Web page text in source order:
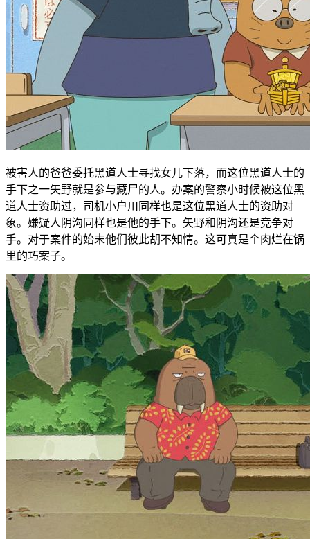
被害人的爸爸委托黑道人士寻找女儿下落，而这位黑道人士的
手下之一矢野就是参与藏尸的人。办案的警察小时候被这位黑
道人士资助过，司机小户川同样也是这位黑道人士的资助对
象。嫌疑人阴沟同样也是他的手下。矢野和阴沟还是竞争对
手。对于案件的始末他们彼此胡不知情。这可真是个肉烂在锅
里的巧案子。